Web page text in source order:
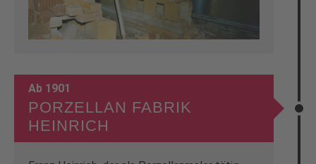
Ab 1901
PORZELLAN FABRIK
HEINRICH